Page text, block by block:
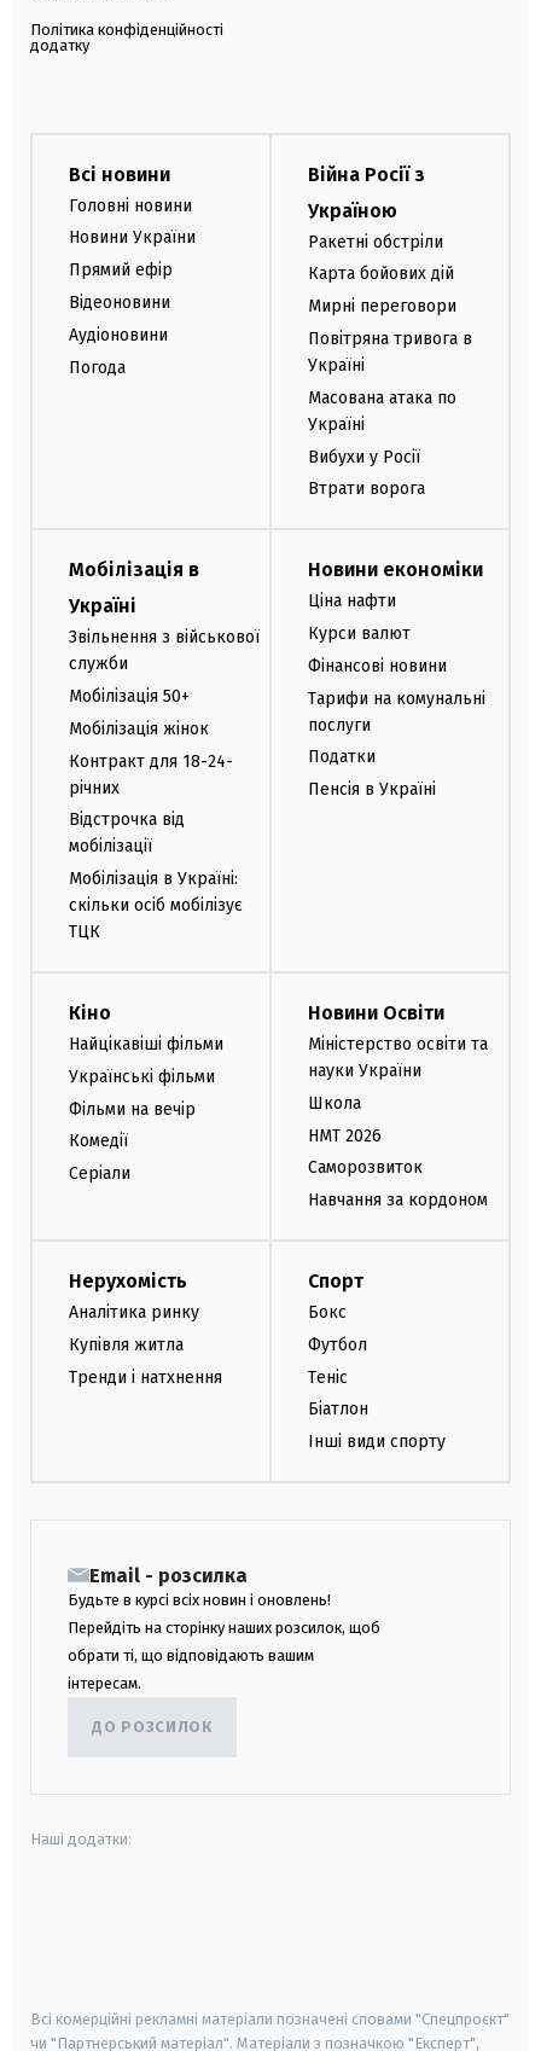
Політика конфіденційності
додатку
Всі новини
Головні новини
Новини України
Прямий ефір
Відеоновини
Аудіоновини
Погода
Війна Росії з
Україною
Ракетні обстріли
Карта бойових дій
Мирні переговори
Повітряна тривога в
Україні
Масована атака по
Україні
Вибухи у Росії
Втрати ворога
Мобілізація в
Україні
Звільнення з військової
служби
Мобілізація 50+
Мобілізація жінок
Контракт для 18-24-
річних
Відстрочка від
мобілізації
Мобілізація в Україні:
скільки осіб мобілізує
ТЦК
Новини економіки
Ціна нафти
Курси валют
Фінансові новини
Тарифи на комунальні
послуги
Податки
Пенсія в Україні
Кіно
Найцікавіші фільми
Українські фільми
Фільми на вечір
Комедії
Серіали
Новини Освіти
Міністерство освіти та
науки України
Школа
НМТ 2026
Саморозвиток
Навчання за кордоном
Нерухомість
Аналітика ринку
Купівля житла
Тренди і натхнення
Спорт
Бокс
Футбол
Теніс
Біатлон
Інші види спорту
Email - розсилка
Будьте в курсі всіх новин і оновлень!
Перейдіть на сторінку наших розсилок, щоб
обрати ті, що відповідають вашим
інтересам.
ДО РОЗСИЛОК
Наші додатки:
Всі комерційні рекламні матеріали позначені словами "Спецпроєкт"
чи "Партнерський матеріал". Матеріали з позначкою "Експерт",